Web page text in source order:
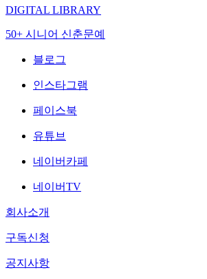
DIGITAL LIBRARY
50+ 시니어 신춘문예
블로그
인스타그램
페이스북
유튜브
네이버카페
네이버TV
회사소개
구독신청
공지사항